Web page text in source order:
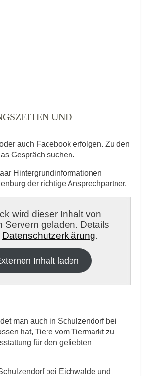
.
UND
auch Facebook erfolgen. Zu den
Gespräch suchen.
Hintergrundinformationen
der richtige Ansprechpartner.
wird dieser Inhalt von
Servern geladen. Details
Datenschutzerklärung.
Inhalt laden
man auch in Schulzendorf bei
hat, Tiere vom Tiermarkt zu
für den geliebten
bei Eichwalde und